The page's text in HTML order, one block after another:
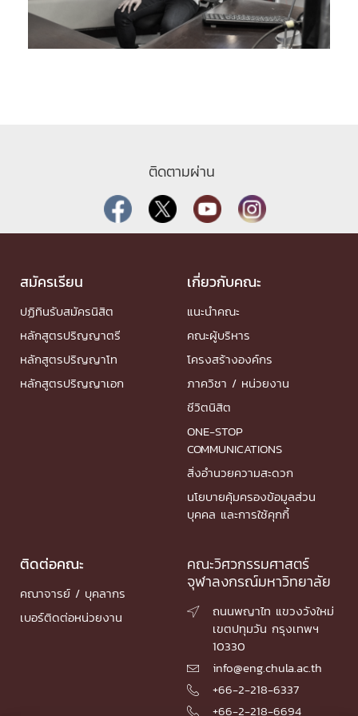
ติดตามผ่าน
สมัครเรียน
ปฏิทินรับสมัครนิสิต
หลักสูตรปริญญาตรี
หลักสูตรปริญญาโท
หลักสูตรปริญญาเอก
เกี่ยวกับคณะ
แนะนำคณะ
คณะผู้บริหาร
โครงสร้างองค์กร
ภาควิชา / หน่วยงาน
ชีวิตนิสิต
ONE-STOP
COMMUNICATIONS
สิ่งอำนวยความสะดวก
นโยบายคุ้มครองข้อมูลส่วน
บุคคล และการใช้คุกกี้
ติดต่อคณะ
คณาจารย์ / บุคลากร
เบอร์ติดต่อหน่วยงาน
คณะวิศวกรรมศาสตร์
จุฬาลงกรณ์มหาวิทยาลัย

ถนนพญาไท แขวงวังใหม่
เขตปทุมวัน กรุงเทพฯ
10330
 info@eng.chula.ac.th
 +66-2-218-6337
 +66-2-218-6694